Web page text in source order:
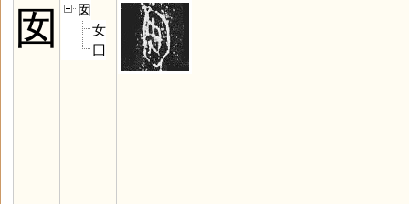
囡
囡
女
囗